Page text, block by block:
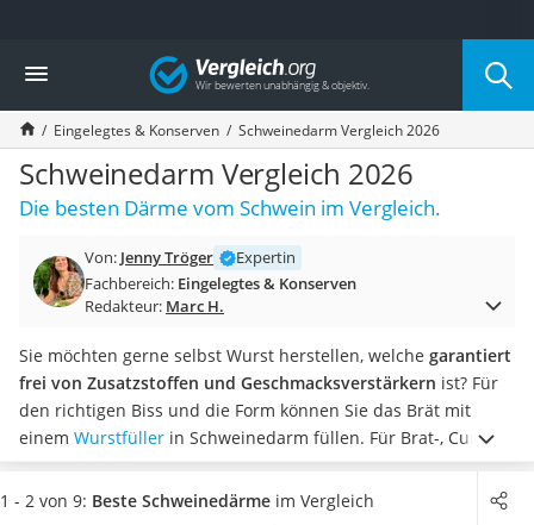
Die beliebtesten Vergleiche nach Kategorie
Lebensmittel
Schwarzkümmelöl
Knäckebrot
Schwarzkümmelöl-Kapseln
Manukahonig
Eiklar
Balsamico-Essig
Schwarzkümmelöl bio
Honig
Gemüsebrühe
Eiskaffee-Pulver
Irischer Whiskey
Grapefruitkernextrakt
Matcha-Set
Vergleich
Eingelegtes & Konserven Schweinedarm Vergleich 2026
Schweinedarm Vergleich 2026
Die besten Därme vom Schwein im Vergleich.
Von: Jenny Tröger
Expertin
Fachbereich: Eingelegtes & Konserven
Redakteur: Marc H.
Sie möchten gerne selbst Wurst herstellen, welche garantiert
frei von Zusatzstoffen und Geschmacksverstärkern ist? Für
den richtigen Biss und die Form können Sie das Brät mit
einem Wurstfüller in Schweinedarm füllen. Für Brat-, Curry-
oder diverse andere Würste empfehlen gängige Tests im
Internet Darm mit Kaliber 28/30 mm. Wählen Sie jetzt
1 - 2 von 9: Beste Schweinedärme im Vergleich